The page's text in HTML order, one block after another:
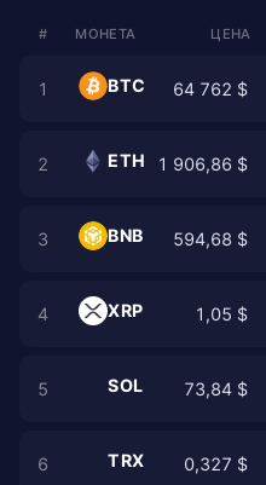
# МОНЕТА ЦЕНА
1 BTC 64 762 $
2 ETH 1 906,86 $
3 BNB 594,68 $
4 XRP 1,05 $
5 SOL 73,84 $
6 TRX 0,327 $